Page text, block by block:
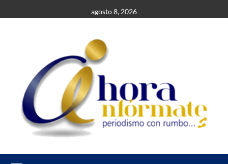
al
agosto 8, 2026